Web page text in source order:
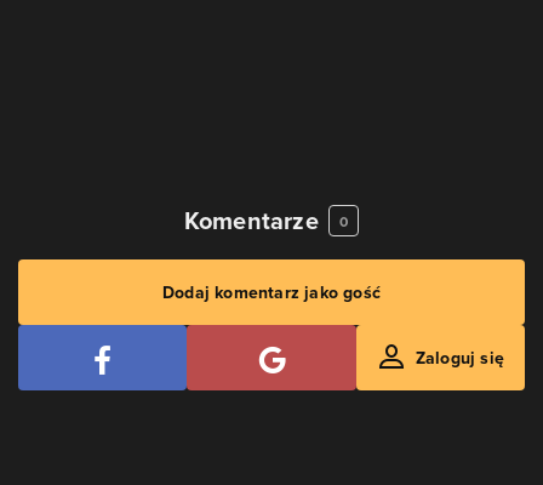
Komentarze 0
Dodaj komentarz jako gość
Zaloguj się